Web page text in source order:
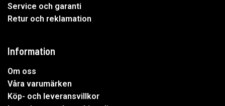
Service och garanti
Retur och reklamation
Information
Om oss
Våra varumärken
Köp- och leveransvillkor